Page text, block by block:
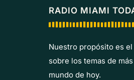
RADIO MIAMI
Nuestro propósito es
sobre los temas de
mundo de hoy.